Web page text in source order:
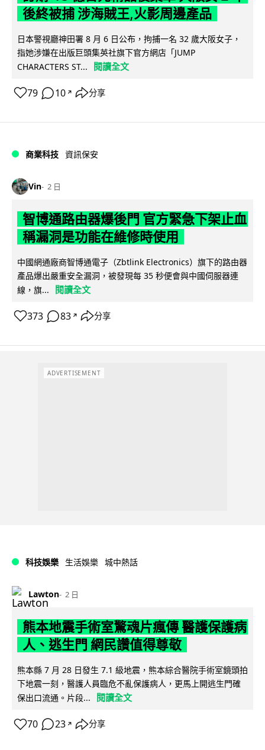
後終被捕 涉海賊王,火影周邊產品
日本警視廳神田署 8 月 6 日公布，拘捕一名 32 歲大阪女子，
指她涉嫌在出版巨頭集英社旗下官方網店「JUMP
CHARACTERS ST...
閱讀全文
79 10 ↗ 分享
商業科技 資訊保安
Vin 2 日
智博通路由器爆後門 官方緊急下架止血
稱漏洞是功能在維修時使用
中國網通廠商智博通電子（Zbtlink Electronics）旗下的路由器
產品爆出嚴重安全漏洞，被發現每 35 秒便會與中國伺服器連
線，旗...
閱讀全文
373 83 ↗ 分享
ADVERTISEMENT
科技娛樂 生活娛樂 城中熱話
Lawton 2 日
熊本地震手術室驚魂片瘋傳 醫護保護病
人、逃生門 網民讚值得尊敬
熊本縣 7 月 28 日發生 7.1 級地震，熊本綜合醫院手術室鏡頭拍
下地震一刻，醫護人員臨危不亂保護病人，更馬上開逃生門確
保出口流通。片段...
閱讀全文
70 23 ↗ 分享